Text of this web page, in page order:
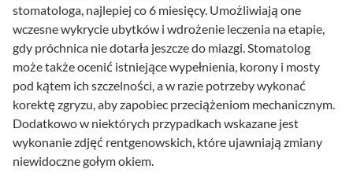
stomatologa, najlepiej co 6 miesięcy. Umożliwiają one
wczesne wykrycie ubytków i wdrożenie leczenia na etapie,
gdy próchnica nie dotarła jeszcze do miazgi. Stomatolog
może także ocenić istniejące wypełnienia, korony i mosty
pod kątem ich szczelności, a w razie potrzeby wykonać
korektę zgryzu, aby zapobiec przeciążeniom mechanicznym.
Dodatkowo w niektórych przypadkach wskazane jest
wykonanie zdjęć rentgenowskich, które ujawniają zmiany
niewidoczne gołym okiem.